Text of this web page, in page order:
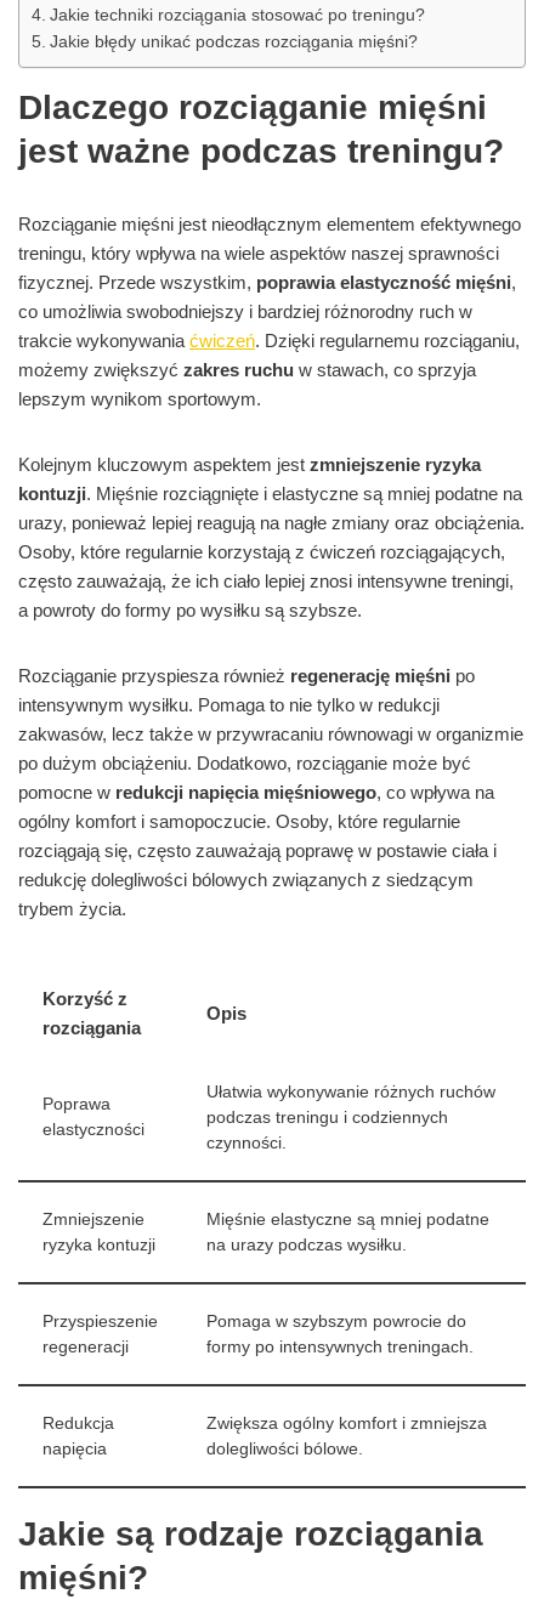
Jakie techniki rozciągania stosować po treningu?
Jakie błędy unikać podczas rozciągania mięśni?
Dlaczego rozciąganie mięśni
jest ważne podczas treningu?
Rozciąganie mięśni jest nieodłącznym elementem efektywnego
treningu, który wpływa na wiele aspektów naszej sprawności
fizycznej. Przede wszystkim, poprawia elastyczność mięśni,
co umożliwia swobodniejszy i bardziej różnorodny ruch w
trakcie wykonywania ćwiczeń. Dzięki regularnemu rozciąganiu,
możemy zwiększyć zakres ruchu w stawach, co sprzyja
lepszym wynikom sportowym.
Kolejnym kluczowym aspektem jest zmniejszenie ryzyka
kontuzji. Mięśnie rozciągnięte i elastyczne są mniej podatne na
urazy, ponieważ lepiej reagują na nagłe zmiany oraz obciążenia.
Osoby, które regularnie korzystają z ćwiczeń rozciągających,
często zauważają, że ich ciało lepiej znosi intensywne treningi,
a powroty do formy po wysiłku są szybsze.
Rozciąganie przyspiesza również regenerację mięśni po
intensywnym wysiłku. Pomaga to nie tylko w redukcji
zakwasów, lecz także w przywracaniu równowagi w organizmie
po dużym obciążeniu. Dodatkowo, rozciąganie może być
pomocne w redukcji napięcia mięśniowego, co wpływa na
ogólny komfort i samopoczucie. Osoby, które regularnie
rozciągają się, często zauważają poprawę w postawie ciała i
redukcję dolegliwości bólowych związanych z siedzącym
trybem życia.
Korzyść z
rozciągania
Opis
Poprawa
elastyczności
Ułatwia wykonywanie różnych ruchów
podczas treningu i codziennych
czynności.
Zmniejszenie
ryzyka kontuzji
Mięśnie elastyczne są mniej podatne
na urazy podczas wysiłku.
Przyspieszenie
regeneracji
Pomaga w szybszym powrocie do
formy po intensywnych treningach.
Redukcja
napięcia
Zwiększa ogólny komfort i zmniejsza
dolegliwości bólowe.
Jakie są rodzaje rozciągania
mięśni?